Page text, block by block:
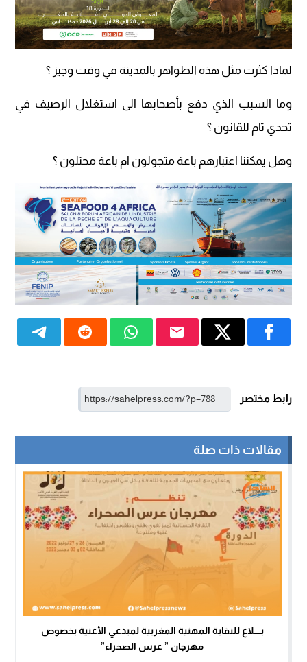
لماذا كثرت مثل هذه الظواهر بالمدينة في وقت وجيز ؟
وما السبب الذي دفع بأصحابها الى استغلال الرصيف في
تحدي تام للقانون ؟
وهل يمكننا اعتبارهم باعة متجولون ام باعة محتلون ؟
رابط مختصر
مقالات ذات صلة
بـــــلاغ للنقابة المهنية المغربية لمبدعي الأغنية بخصوص
مهرجان ” عرس الصحراء”